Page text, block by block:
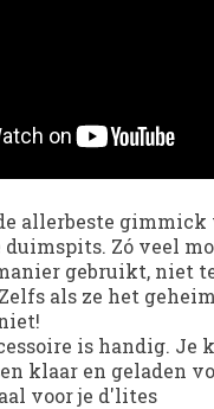
allerbeste gimmick
duimspits. Zó veel
gebruikt, niet
als ze het
is handig. Je
klaar en geladen
voor je d'lites